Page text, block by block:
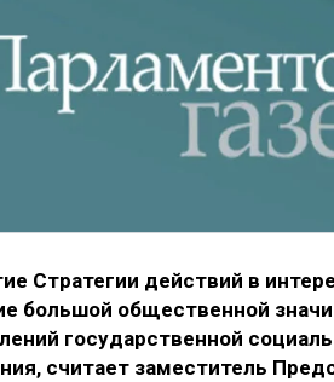
Стратегии действий в
большой общественной
государственной
считает заместитель